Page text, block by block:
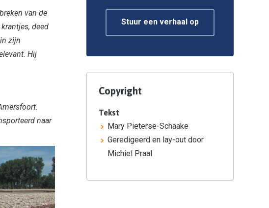
van de
deed
zijn
Hij
naar
Stuur een verhaal op
Copyright
Tekst
Mary Pieterse-Schaake
Geredigeerd en lay-out door
Michiel Praal